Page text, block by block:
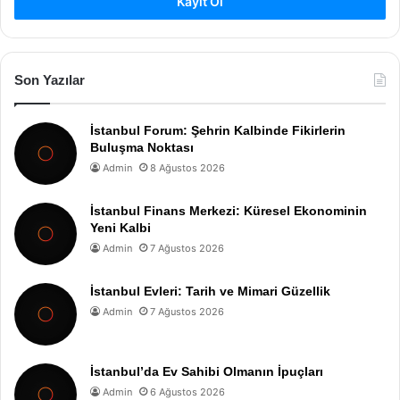
Son Yazılar
İstanbul Forum: Şehrin Kalbinde Fikirlerin
Buluşma Noktası
Admin 8 Ağustos 2026
İstanbul Finans Merkezi: Küresel Ekonominin
Yeni Kalbi
Admin 7 Ağustos 2026
İstanbul Evleri: Tarih ve Mimari Güzellik
Admin 7 Ağustos 2026
İstanbul’da Ev Sahibi Olmanın İpuçları
Admin 6 Ağustos 2026